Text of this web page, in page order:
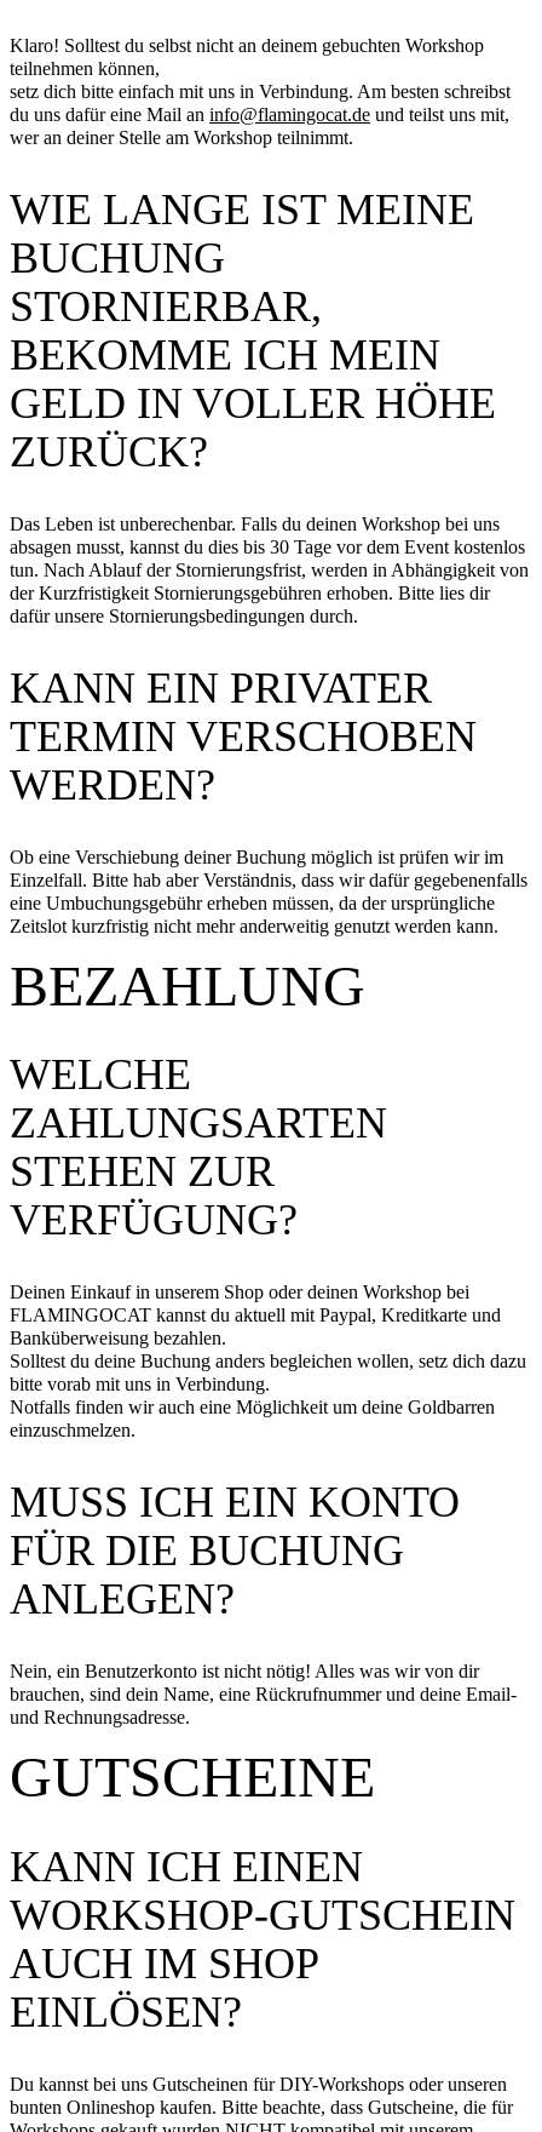
Klaro! Solltest du selbst nicht an deinem gebuchten Workshop
teilnehmen können,
setz dich bitte einfach mit uns in Verbindung. Am besten schreibst
du uns dafür eine Mail an info@flamingocat.de und teilst uns mit,
wer an deiner Stelle am Workshop teilnimmt.
WIE LANGE IST MEINE
BUCHUNG
STORNIERBAR,
BEKOMME ICH MEIN
GELD IN VOLLER HÖHE
ZURÜCK?
Das Leben ist unberechenbar. Falls du deinen Workshop bei uns
absagen musst, kannst du dies bis 30 Tage vor dem Event kostenlos
tun. Nach Ablauf der Stornierungsfrist, werden in Abhängigkeit von
der Kurzfristigkeit Stornierungsgebühren erhoben. Bitte lies dir
dafür unsere Stornierungsbedingungen durch.
KANN EIN PRIVATER
TERMIN VERSCHOBEN
WERDEN?
Ob eine Verschiebung deiner Buchung möglich ist prüfen wir im
Einzelfall. Bitte hab aber Verständnis, dass wir dafür gegebenenfalls
eine Umbuchungsgebühr erheben müssen, da der ursprüngliche
Zeitslot kurzfristig nicht mehr anderweitig genutzt werden kann.
BEZAHLUNG
WELCHE
ZAHLUNGSARTEN
STEHEN ZUR
VERFÜGUNG?
Deinen Einkauf in unserem Shop oder deinen Workshop bei
FLAMINGOCAT kannst du aktuell mit Paypal, Kreditkarte und
Banküberweisung bezahlen.
Solltest du deine Buchung anders begleichen wollen, setz dich dazu
bitte vorab mit uns in Verbindung.
Notfalls finden wir auch eine Möglichkeit um deine Goldbarren
einzuschmelzen.
MUSS ICH EIN KONTO
FÜR DIE BUCHUNG
ANLEGEN?
Nein, ein Benutzerkonto ist nicht nötig! Alles was wir von dir
brauchen, sind dein Name, eine Rückrufnummer und deine Email-
und Rechnungsadresse.
GUTSCHEINE
KANN ICH EINEN
WORKSHOP-GUTSCHEIN
AUCH IM SHOP
EINLÖSEN?
Du kannst bei uns Gutscheinen für DIY-Workshops oder unseren
bunten Onlineshop kaufen. Bitte beachte, dass Gutscheine, die für